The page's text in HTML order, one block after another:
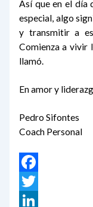
Así que en el día
especial, algo
y transmitir a
Comienza a vivir
llamó.
En amor y
Pedro Sifontes
Coach Personal
Facebook
Twitter